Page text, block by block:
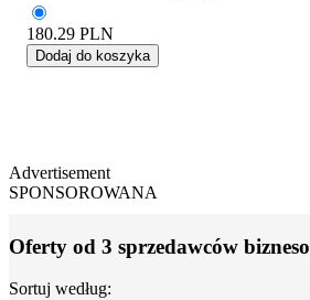
180.29 PLN
Dodaj do koszyka
Advertisement
SPONSOROWANA
Oferty od 3 sprzedawców
Sortuj według: